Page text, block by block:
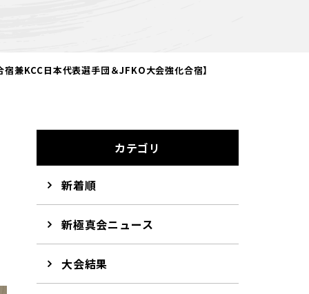
兼KCC日本代表選手団＆JFKO大会強化合宿】
カテゴリ
新着順
新極真会ニュース
大会結果